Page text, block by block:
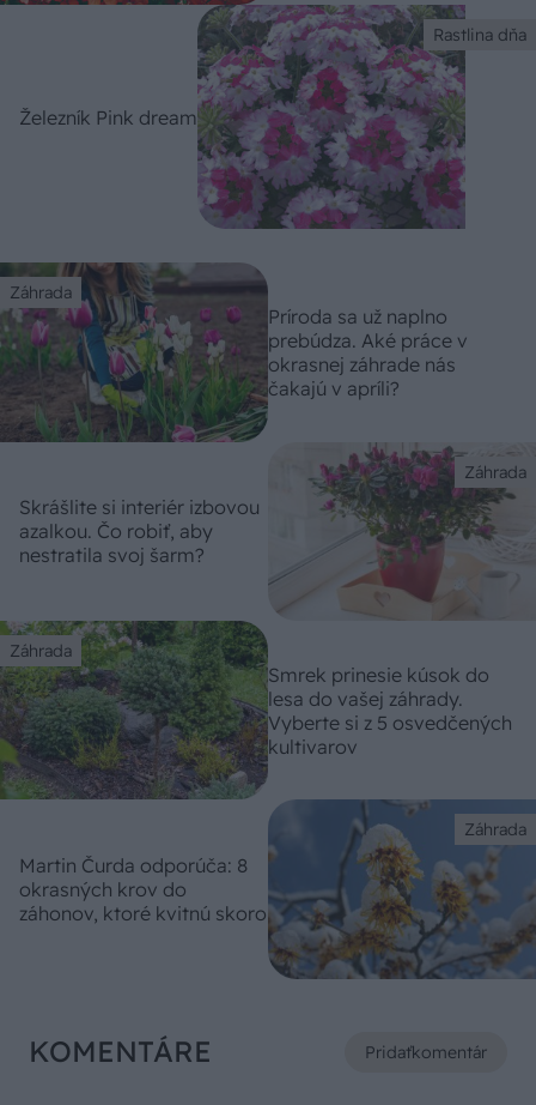
Rastlina dňa
Železník Pink dream
Záhrada
Príroda sa už naplno
prebúdza. Aké práce v
okrasnej záhrade nás
čakajú v apríli?
Záhrada
Skrášlite si interiér izbovou
azalkou. Čo robiť, aby
nestratila svoj šarm?
Záhrada
Smrek prinesie kúsok do
lesa do vašej záhrady.
Vyberte si z 5 osvedčených
kultivarov
Záhrada
Martin Čurda odporúča: 8
okrasných krov do
záhonov, ktoré kvitnú skoro
KOMENTÁRE Pridaťkomentár